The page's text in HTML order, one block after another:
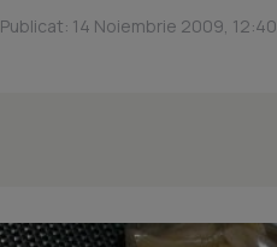
Publicat: 14 Noiembrie 2009, 12:40